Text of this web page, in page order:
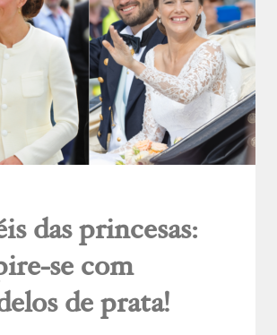
das princesas:
se com
de prata!